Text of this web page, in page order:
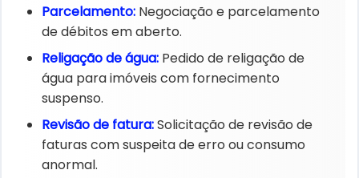
Parcelamento:​ Negociação e parcelamento
de débitos em aberto.
Religação de água:​ Pedido de religação de
água para imóveis com fornecimento
suspenso.
Revisão de fatura:​Solicitação de revisão de
faturas com suspeita de erro ou consumo
anormal.